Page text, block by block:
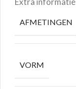
AFMETINGEN
VORM